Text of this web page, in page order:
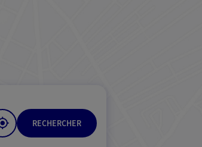
RECHERCHER